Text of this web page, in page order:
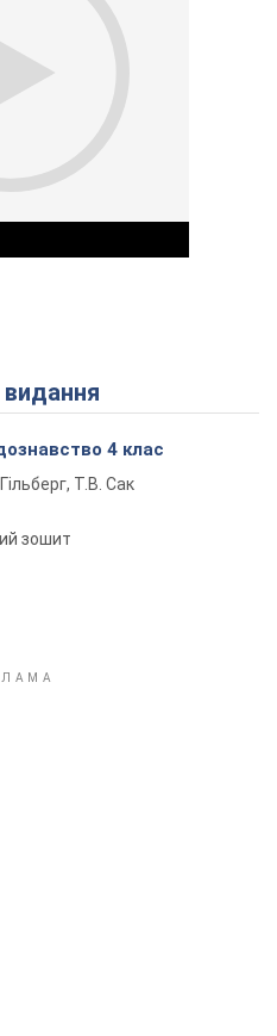
Play Video
видання
4 клас
Гільберг, Т.В. Сак
зошит